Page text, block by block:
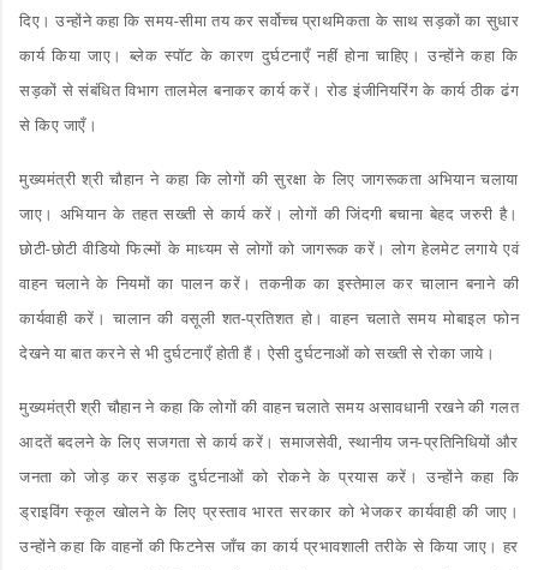
दिए। उन्होंने कहा कि समय-सीमा तय कर सर्वोच्च प्राथमिकता के साथ सड़कों का सुधार
कार्य किया जाए। ब्लेक स्पॉट के कारण दुर्घटनाएँ नहीं होना चाहिए। उन्होंने कहा कि
सड़कों से संबंधित विभाग तालमेल बनाकर कार्य करें। रोड इंजीनियरिंग के कार्य ठीक ढंग
से किए जाएँ।
मुख्यमंत्री श्री चौहान ने कहा कि लोगों की सुरक्षा के लिए जागरूकता अभियान चलाया
जाए। अभियान के तहत सख्ती से कार्य करें। लोगों की जिंदगी बचाना बेहद जरुरी है।
छोटी-छोटी वीडियो फिल्मों के माध्यम से लोगों को जागरूक करें। लोग हेलमेट लगाये एवं
वाहन चलाने के नियमों का पालन करें। तकनीक का इस्तेमाल कर चालान बनाने की
कार्यवाही करें। चालान की वसूली शत-प्रतिशत हो। वाहन चलाते समय मोबाइल फोन
देखने या बात करने से भी दुर्घटनाएँ होती हैं। ऐसी दुर्घटनाओं को सख्ती से रोका जाये।
मुख्यमंत्री श्री चौहान ने कहा कि लोगों की वाहन चलाते समय असावधानी रखने की गलत
आदतें बदलने के लिए सजगता से कार्य करें। समाजसेवी, स्थानीय जन-प्रतिनिधियों और
जनता को जोड़ कर सड़क दुर्घटनाओं को रोकने के प्रयास करें। उन्होंने कहा कि
ड्राइविंग स्कूल खोलने के लिए प्रस्ताव भारत सरकार को भेजकर कार्यवाही की जाए।
उन्होंने कहा कि वाहनों की फिटनेस जाँच का कार्य प्रभावशाली तरीके से किया जाए। हर